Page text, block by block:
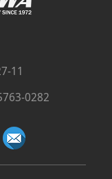
11
0282